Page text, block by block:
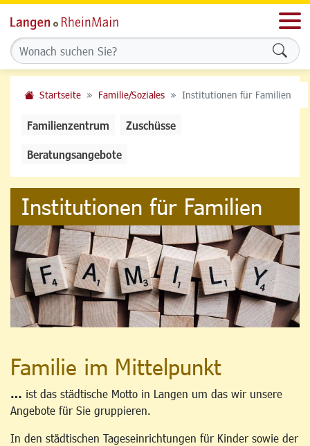
Startseite Familie/Soziales Institutionen für Familien
Familienzentrum Zuschüsse
Beratungsangebote
Institutionen für Familien
Familie im Mittelpunkt
… ist das städtische Motto in Langen um das wir unsere
Angebote für Sie gruppieren.
In den städtischen Tageseinrichtungen für Kinder sowie der